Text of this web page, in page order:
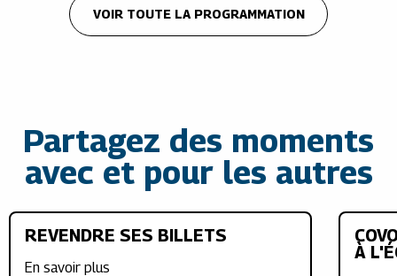
VOIR TOUTE LA PROGRAMMATION
Partagez des moments
avec et pour les autres
REVENDRE SES BILLETS
En savoir plus
À